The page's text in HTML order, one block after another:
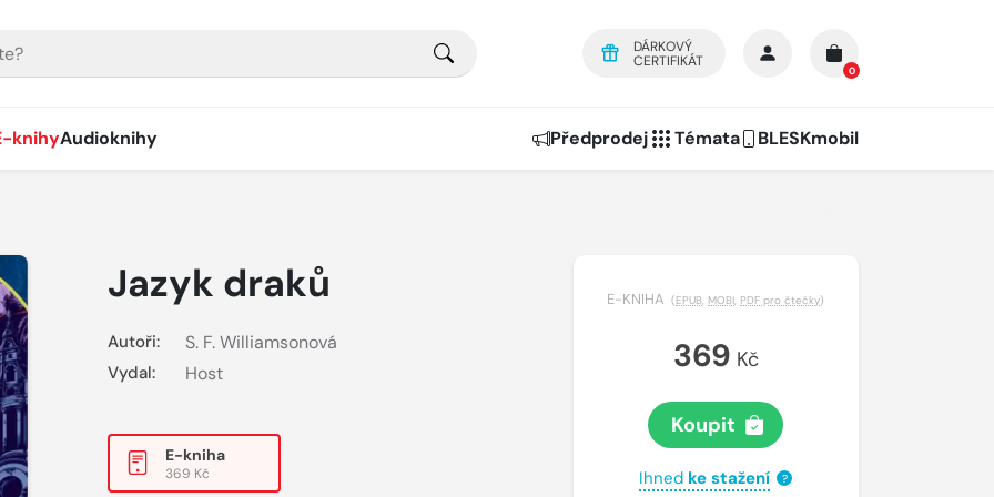
DÁRKOVÝ
CERTIFIKÁT
0
knihyAudioknihy Předprodej Témata BLESKmobil
Jazyk draků
Autoři: S. F. Williamsonová
Vydal: Host
E-kniha
369 Kč
E-KNIHA (EPUB, MOBI, PDF pro čtečky)
369 Kč
Koupit
Ihned ke stažení ?